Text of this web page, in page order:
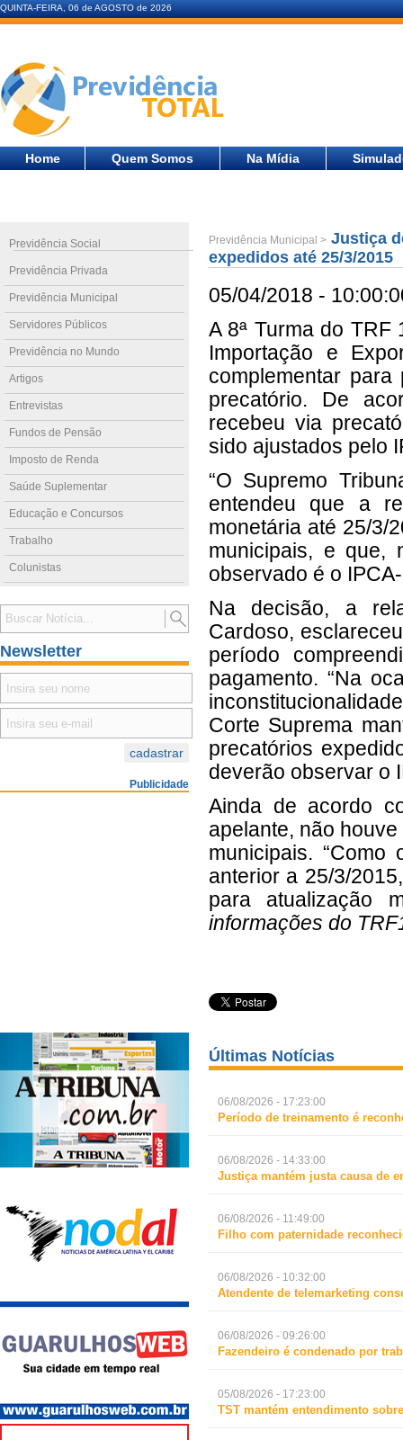
QUINTA-FEIRA, 06 de AGOSTO de 2026
Home Quem Somos Na Mídia
Previdência Social
Previdência Privada
Previdência Municipal
Servidores Públicos
Previdência no Mundo
Artigos
Entrevistas
Fundos de Pensão
Imposto de Renda
Saúde Suplementar
Educação e Concursos
Trabalho
Colunistas
Newsletter
Publicidade
Previdência Municipal > Justiça
expedidos até 25/3/2015
05/04/2018 -
A 8ª Turma do TRF
Importação e
complementar
precatório. De
recebeu via
sido ajustados pelo
“O Supremo
entendeu que a
monetária até 25/3/
municipais, e que,
observado é o
Na decisão, a
Cardoso,
período
pagamento. “Na
Corte Suprema
precatórios
deverão observar o
Ainda de acordo
apelante, não
municipais.
anterior a 25/3/
para atualização
informações do
Últimas Notícias
06/08/2026 - 17:23:00
Período de treinamento é
06/08/2026 - 14:33:00
Justiça mantém justa causa de
06/08/2026 - 11:49:00
Filho com paternidade
06/08/2026 - 10:32:00
Atendente de telemarketing
06/08/2026 - 09:26:00
Fazendeiro é condenado por
05/08/2026 - 17:23:00
TST mantém entendimento